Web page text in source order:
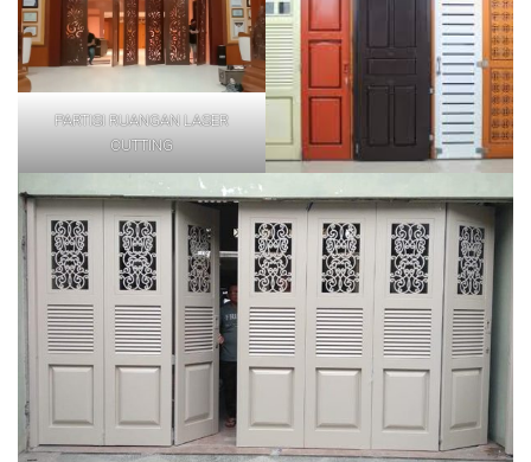
PARTISI RUANGAN LASER
CUTTING